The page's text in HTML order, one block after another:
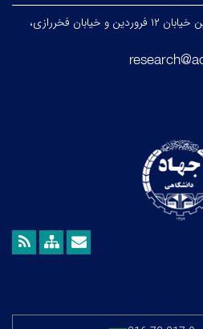
تهران، خیابان انقلاب، بین خیابان ۱۲ فروردین و خیابان فخررازی،